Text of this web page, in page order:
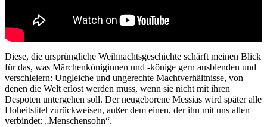
Diese, die ursprüngliche Weihnachtsgeschichte schärft meinen Blick
für das, was Märchenköniginnen und -könige gern ausblenden und
verschleiern: Ungleiche und ungerechte Machtverhältnisse, von
denen die Welt erlöst werden muss, wenn sie nicht mit ihren
Despoten untergehen soll. Der neugeborene Messias wird später alle
Hoheitstitel zurückweisen, außer dem einen, der ihn mit uns allen
verbindet: „Menschensohn“.